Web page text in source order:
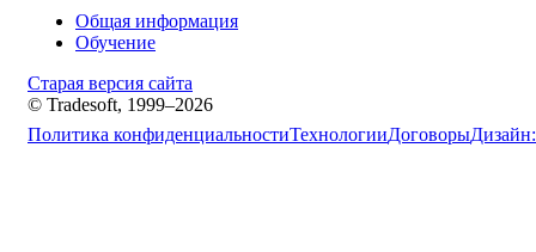
Общая информация
Обучение
Старая версия сайта
© Tradesoft, 1999–2026
Политика конфиденциальностиТехнологииДоговорыДизайн: